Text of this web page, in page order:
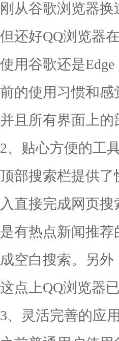
刚从谷歌浏览器
但还好QQ浏览器
使用谷歌还是
前的使用习惯和感
并且所有界面上
2、贴心方便的工具
顶部搜索栏提供
入直接完成网页
是有热点新闻推
成空白搜索。另
这点上QQ浏览器
3、灵活完善的应用